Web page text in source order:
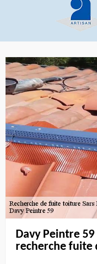
Davy Peintre
recherche fuite